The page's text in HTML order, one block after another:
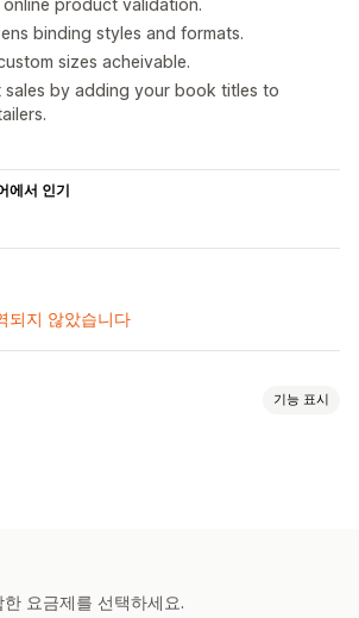
binding styles and formats.
sizes acheivable.
by adding your book titles to
에서 인기
되지 않았습니다
기능 표시
요금제를 선택하세요.